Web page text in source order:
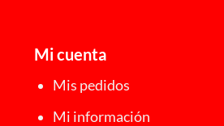
Mi cuenta
Mis pedidos
Mi información